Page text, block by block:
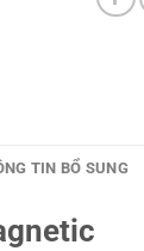
TIN BỔ SUNG